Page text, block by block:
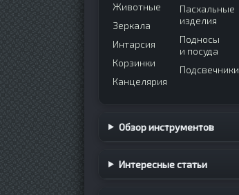
Животные
Зеркала
Интарсия
Корзинки
Канцелярия
Пасхальные
изделия
Подносы
и посуда
Подсвечники
Обзор инструментов
Интересные статьи